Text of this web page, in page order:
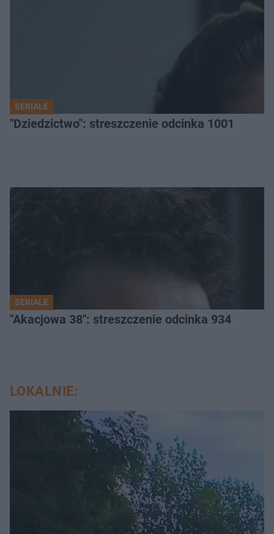
SERIALE
"Dziedzictwo": streszczenie odcinka 1001
SERIALE
"Akacjowa 38": streszczenie odcinka 934
LOKALNIE: